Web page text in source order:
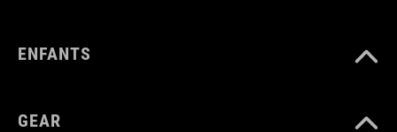
ENFANTS
GEAR